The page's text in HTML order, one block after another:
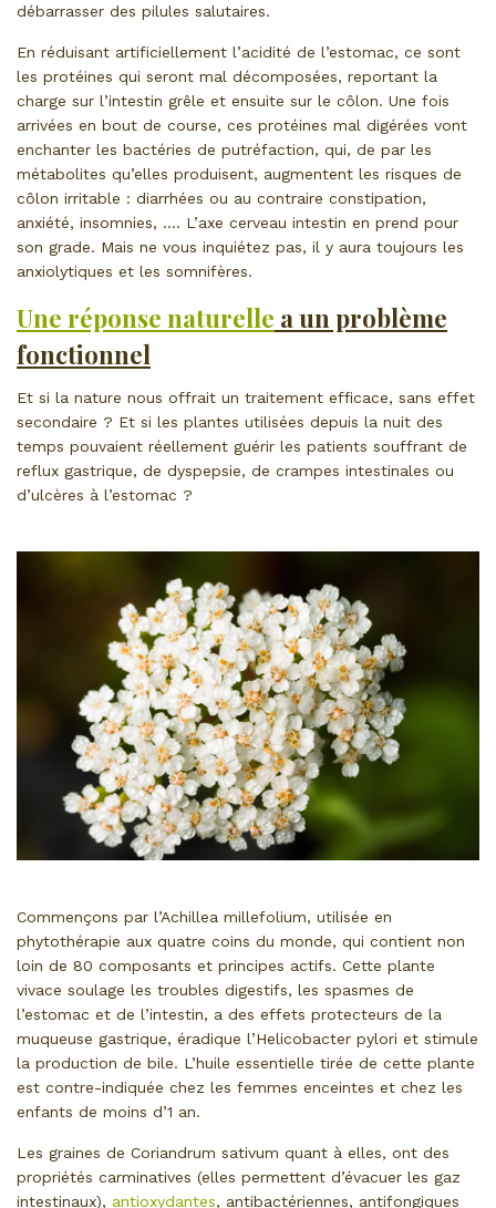
débarrasser des pilules salutaires.
En réduisant artificiellement l’acidité de l’estomac, ce sont
les protéines qui seront mal décomposées, reportant la
charge sur l’intestin grêle et ensuite sur le côlon. Une fois
arrivées en bout de course, ces protéines mal digérées vont
enchanter les bactéries de putréfaction, qui, de par les
métabolites qu’elles produisent, augmentent les risques de
côlon irritable : diarrhées ou au contraire constipation,
anxiété, insomnies, …. L’axe cerveau intestin en prend pour
son grade. Mais ne vous inquiétez pas, il y aura toujours les
anxiolytiques et les somnifères.
Une réponse naturelle a un problème
fonctionnel
Et si la nature nous offrait un traitement efficace, sans effet
secondaire ? Et si les plantes utilisées depuis la nuit des
temps pouvaient réellement guérir les patients souffrant de
reflux gastrique, de dyspepsie, de crampes intestinales ou
d’ulcères à l’estomac ?
Commençons par l’Achillea millefolium, utilisée en
phytothérapie aux quatre coins du monde, qui contient non
loin de 80 composants et principes actifs. Cette plante
vivace soulage les troubles digestifs, les spasmes de
l’estomac et de l’intestin, a des effets protecteurs de la
muqueuse gastrique, éradique l’Helicobacter pylori et stimule
la production de bile. L’huile essentielle tirée de cette plante
est contre-indiquée chez les femmes enceintes et chez les
enfants de moins d’1 an.
Les graines de Coriandrum sativum quant à elles, ont des
propriétés carminatives (elles permettent d’évacuer les gaz
intestinaux), antioxydantes, antibactériennes, antifongiques